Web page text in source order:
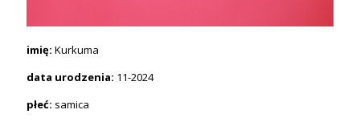
imię: Kurkuma
data urodzenia: 11-2024
płeć: samica